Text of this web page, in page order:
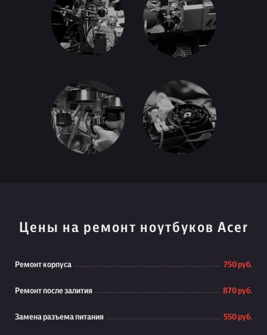
Цены на ремонт ноутбуков Acer
Ремонт корпуса 750 руб.
Ремонт после залития 870 руб.
Замена разъема питания 550 руб.